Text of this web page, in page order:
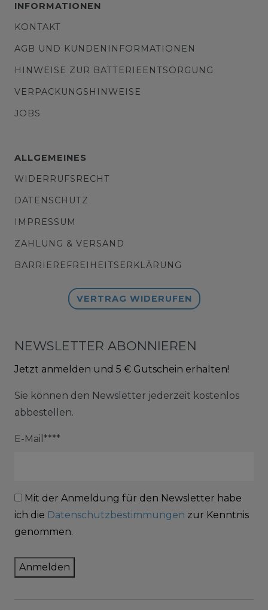
INFORMATIONEN
KONTAKT
AGB UND KUNDENINFORMATIONEN
HINWEISE ZUR BATTERIEENTSORGUNG
VERPACKUNGSHINWEISE
JOBS
ALLGEMEINES
WIDERRUFSRECHT
DATENSCHUTZ
IMPRESSUM
ZAHLUNG & VERSAND
BARRIEREFREIHEITSERKLÄRUNG
VERTRAG WIDERUFEN
NEWSLETTER ABONNIEREN
Jetzt anmelden und 5 € Gutschein erhalten!
Sie können den Newsletter jederzeit kostenlos
abbestellen.
E-Mail****
Mit der Anmeldung für den Newsletter habe
ich die Datenschutzbestimmungen zur Kenntnis
genommen.
Anmelden